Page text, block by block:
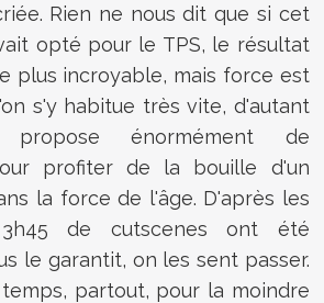
Rien ne nous dit que si cet
opté pour le TPS, le résultat
plus incroyable, mais force est
s'y habitue très vite, d'autant
énormément de
profiter de la bouille d'un
la force de l'âge. D'après les
3h45 de cutscenes ont été
le garantit, on les sent passer.
partout, pour la moindre